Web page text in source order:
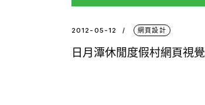
2012-05-12 網頁設計
日月潭休閒度假村網頁視覺